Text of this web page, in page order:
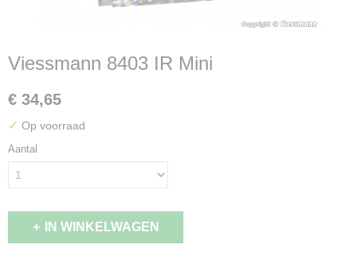
Viessmann 8403 IR Mini
€ 34,65
✓ Op voorraad
Aantal
IN WINKELWAGEN